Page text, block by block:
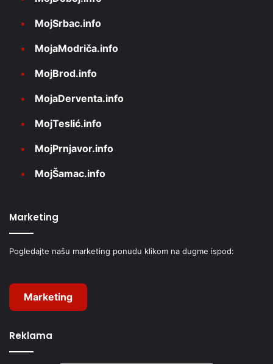
MojSrbac.info
MojaModriča.info
MojBrod.info
MojaDerventa.info
MojTeslić.info
MojPrnjavor.info
MojŠamac.info
Marketing
Pogledajte našu marketing ponudu klikom na dugme ispod:
Marketing
Reklama